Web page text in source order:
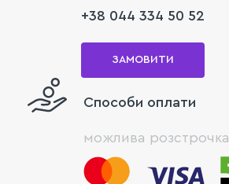
+38 044 334 50 52
ЗАМОВИТИ
Способи оплати
можлива розстрочка